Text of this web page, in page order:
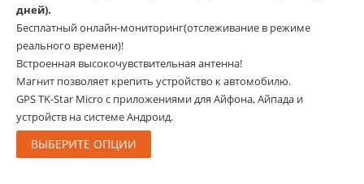
дней).
Бесплатный онлайн-мониторинг(отслеживание в режиме
реального времени)!
Встроенная высокочувствительная антенна!
Магнит позволяет крепить устройство к автомобилю.
GPS TK-Star Micro с приложениями для Айфона, Айпада и
устройств на системе Андроид.
ВЫБЕРИТЕ ОПЦИИ